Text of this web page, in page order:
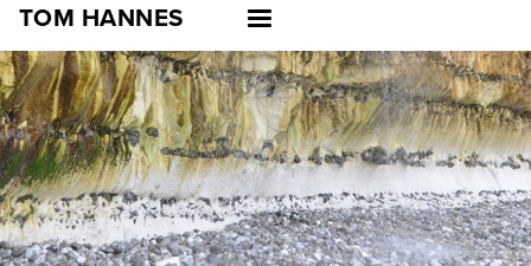
Skip
main
navigation
TOM HANNES